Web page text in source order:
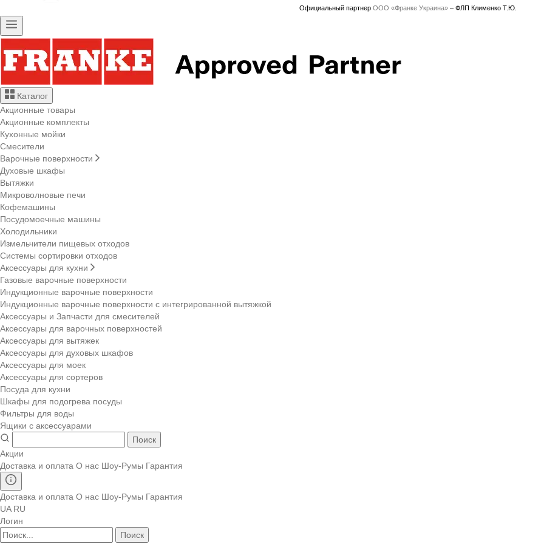
Официальный партнер ООО «Франке Украина» – ФЛП Клименко Т.Ю.
Каталог
Акционные товары
Акционные комплекты
Кухонные мойки
Смесители
Варочные поверхности
Духовые шкафы
Вытяжки
Микроволновые печи
Кофемашины
Посудомоечные машины
Холодильники
Измельчители пищевых отходов
Системы сортировки отходов
Аксессуары для кухни
Газовые варочные поверхности
Индукционные варочные поверхности
Индукционные варочные поверхности с интегрированной вытяжкой
Аксессуары и Запчасти для смесителей
Аксессуары для варочных поверхностей
Аксессуары для вытяжек
Аксессуары для духовых шкафов
Аксессуары для моек
Аксессуары для сортеров
Посуда для кухни
Шкафы для подогрева посуды
Фильтры для воды
Ящики с аксессуарами
Поиск
Акции
Доставка и оплата О нас Шоу-Румы Гарантия
Доставка и оплата О нас Шоу-Румы Гарантия
UA RU
Логин
Поиск